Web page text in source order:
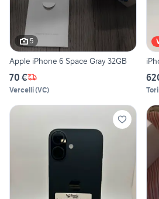
5
Apple iPhone 6 Space Gray 32GB
70 €
Vercelli(VC)